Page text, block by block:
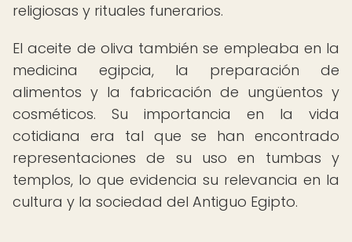
religiosas y rituales funerarios.
El aceite de oliva también se empleaba en la
medicina egipcia, la preparación de
alimentos y la fabricación de ungüentos y
cosméticos. Su importancia en la vida
cotidiana era tal que se han encontrado
representaciones de su uso en tumbas y
templos, lo que evidencia su relevancia en la
cultura y la sociedad del Antiguo Egipto.